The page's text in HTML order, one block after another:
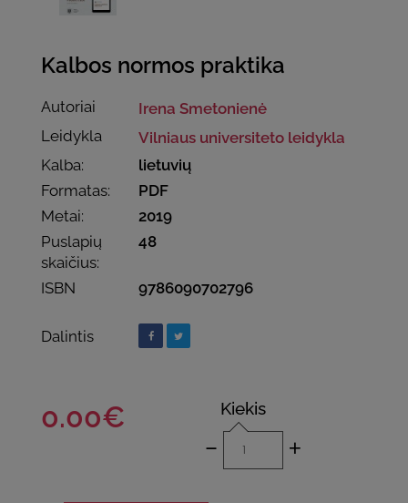
Kalbos normos praktika
Autoriai
Irena Smetonienė
Leidykla
Vilniaus universiteto leidykla
Kalba:
lietuvių
Formatas:
PDF
Metai:
2019
Puslapių
skaičius:
48
ISBN 9786090702796
Dalintis
0.00€ Kiekis
- +